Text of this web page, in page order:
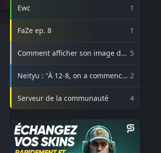
3DMAX"
Ewc 1
FaZe ep. 8 1
Comment afficher son image de
5
Neityu : "À 12-8, on a commencé 2
Serveur de la communauté 4